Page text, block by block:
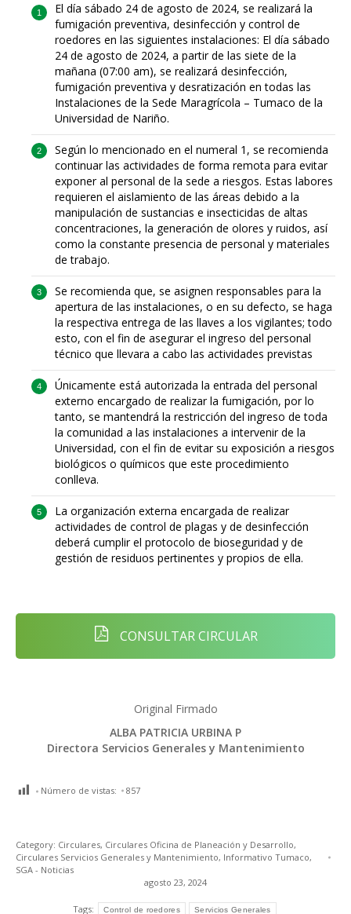
El día sábado 24 de agosto de 2024, se realizará la
fumigación preventiva, desinfección y control de
roedores en las siguientes instalaciones: El día sábado
24 de agosto de 2024, a partir de las siete de la
mañana (07:00 am), se realizará desinfección,
fumigación preventiva y desratización en todas las
Instalaciones de la Sede Maragrícola – Tumaco de la
Universidad de Nariño.
Según lo mencionado en el numeral 1, se recomienda
continuar las actividades de forma remota para evitar
exponer al personal de la sede a riesgos. Estas labores
requieren el aislamiento de las áreas debido a la
manipulación de sustancias e insecticidas de altas
concentraciones, la generación de olores y ruidos, así
como la constante presencia de personal y materiales
de trabajo.
Se recomienda que, se asignen responsables para la
apertura de las instalaciones, o en su defecto, se haga
la respectiva entrega de las llaves a los vigilantes; todo
esto, con el fin de asegurar el ingreso del personal
técnico que llevara a cabo las actividades previstas
Únicamente está autorizada la entrada del personal
externo encargado de realizar la fumigación, por lo
tanto, se mantendrá la restricción del ingreso de toda
la comunidad a las instalaciones a intervenir de la
Universidad, con el fin de evitar su exposición a riesgos
biológicos o químicos que este procedimiento
conlleva.
La organización externa encargada de realizar
actividades de control de plagas y de desinfección
deberá cumplir el protocolo de bioseguridad y de
gestión de residuos pertinentes y propios de ella.
CONSULTAR CIRCULAR
Original Firmado
ALBA PATRICIA URBINA P
Directora Servicios Generales y Mantenimiento
Número de vistas: 857
Category: Circulares, Circulares Oficina de Planeación y Desarrollo,
Circulares Servicios Generales y Mantenimiento, Informativo Tumaco,
SGA - Noticias
agosto 23, 2024
Tags: Control de roedores Servicios Generales